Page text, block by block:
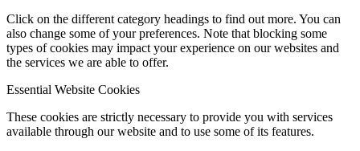
Click on the different category headings to find out more. You can
also change some of your preferences. Note that blocking some
types of cookies may impact your experience on our websites and
the services we are able to offer.
Essential Website Cookies
These cookies are strictly necessary to provide you with services
available through our website and to use some of its features.